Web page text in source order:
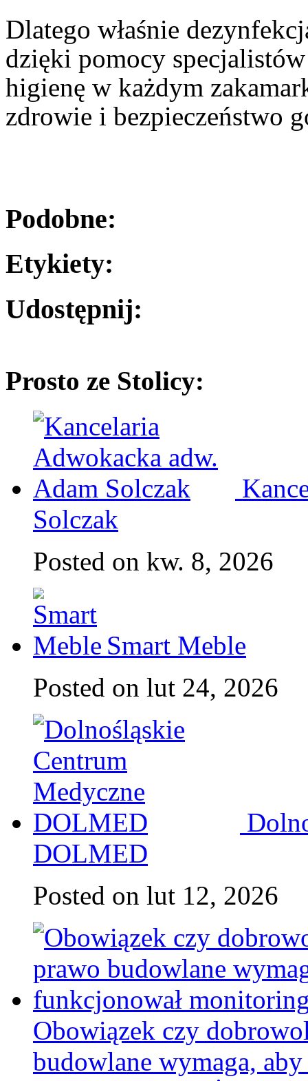
Dlatego właśnie
dzięki pomocy
higienę w każdym
zdrowie i bezpieczeństwo
Podobne:
Etykiety:
Udostępnij:
Prosto ze Stolicy:
Solczak
Posted on kw. 8, 2026
Smart Meble
Posted on lut 24, 2026
DOLMED
Posted on lut 12, 2026
Obowiązek czy
budowlane wymaga,